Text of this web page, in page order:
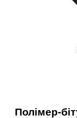
Полімер-